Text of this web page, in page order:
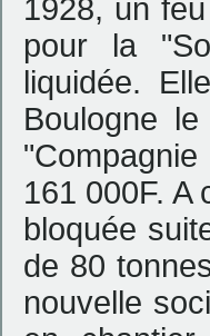
1928, un
pour la
liquidée.
Boulogne
161 000F. A
bloquée
de 80
nouvelle